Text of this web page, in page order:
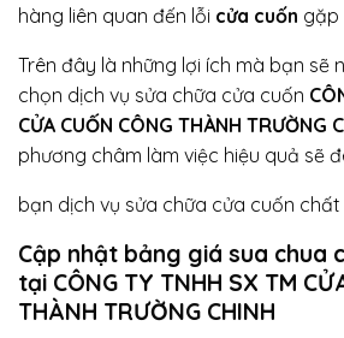
hàng liên quan đến lỗi cửa cuốn gặp
Trên đây là những lợi ích mà bạn sẽ
chọn dịch vụ sửa chữa cửa cuốn
CỬA CUỐN CÔNG THÀNH TRƯỜNG
phương châm làm việc hiệu quả sẽ
bạn dịch vụ sửa chữa cửa cuốn
Cập nhật bảng giá sua chua
tại CÔNG TY TNHH SX TM
THÀNH TRƯỜNG CHINH